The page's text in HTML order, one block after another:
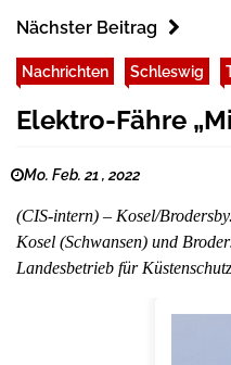
Nächster Beitrag
Nachrichten Schleswig
Elektro-Fähre
Mo. Feb. 21 , 2022
(CIS-intern) – Kosel/
Kosel (Schwansen) und
Landesbetrieb für